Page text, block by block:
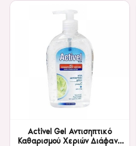
Activel Gel Αντισηπτικό
Καθαρισμού Χεριών Διάφανο